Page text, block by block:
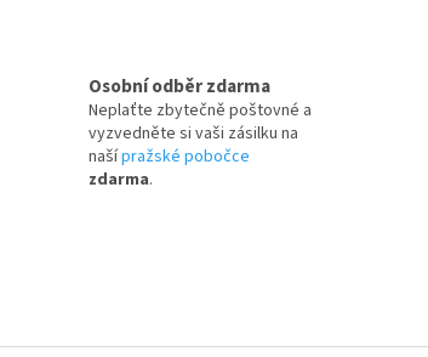
Osobní odběr zdarma
Neplaťte zbytečně poštovné a
vyzvedněte si vaši zásilku na
našípražské pobočce
zdarma.